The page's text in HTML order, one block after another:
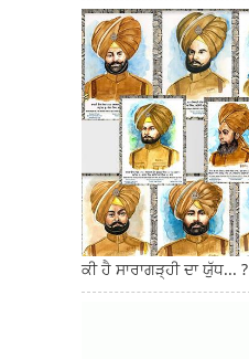
ਕੀ ਹੈ ਸਾਰਾਗੜ੍ਹੀ ਦਾ ਯੁੱਧ... ?